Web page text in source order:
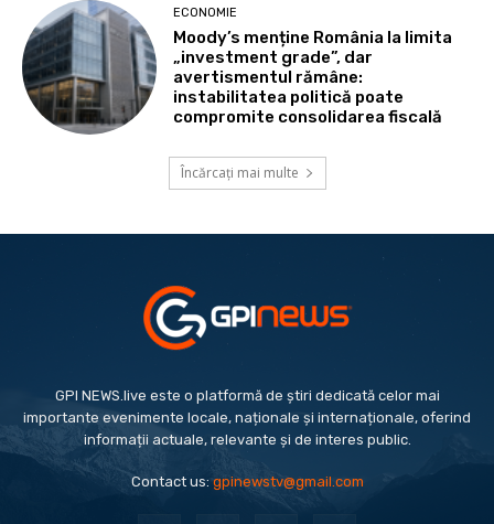
ECONOMIE
Moody’s menține România la limita
„investment grade”, dar
avertismentul rămâne:
instabilitatea politică poate
compromite consolidarea fiscală
Încărcați mai multe
GPI NEWS.live este o platformă de știri dedicată celor mai
importante evenimente locale, naționale și internaționale, oferind
informații actuale, relevante și de interes public.
Contact us:gpinewstv@gmail.com